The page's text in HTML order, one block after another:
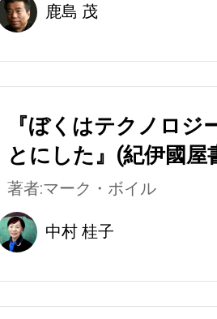
鹿島 茂
『ぼくはテクノロ
とにした』(紀伊國屋
著者:マーク・ボイル
中村 桂子